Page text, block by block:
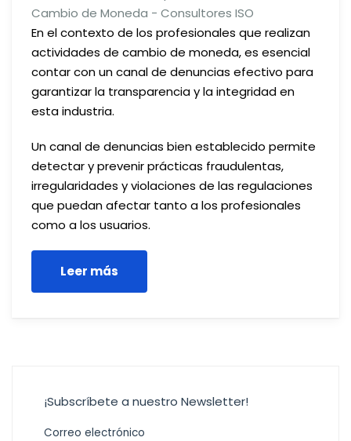
En el contexto de los profesionales que realizan
actividades de cambio de moneda, es esencial
contar con un canal de denuncias efectivo para
garantizar la transparencia y la integridad en
esta industria.
Un canal de denuncias bien establecido permite
detectar y prevenir prácticas fraudulentas,
irregularidades y violaciones de las regulaciones
que puedan afectar tanto a los profesionales
como a los usuarios.
Leer más
¡Subscríbete a nuestro Newsletter!
Correo electrónico